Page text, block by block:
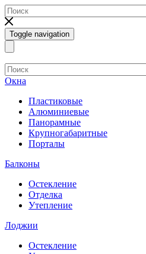
Toggle navigation
Окна
Пластиковые
Алюминиевые
Панорамные
Крупногабаритные
Порталы
Балконы
Остекление
Отделка
Утепление
Лоджии
Остекление